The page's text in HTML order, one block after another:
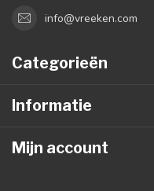
info@vreeken.com
Categorieën
Informatie
Mijn account